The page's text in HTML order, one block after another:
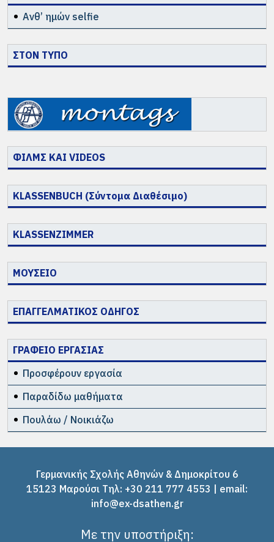
Ανθ’ ημών selfie
ΣΤΟΝ ΤΥΠΟ
ΦΙΛΜΣ ΚΑΙ VIDEOS
KLASSENBUCH (Σύντομα Διαθέσιμο)
KLASSENZIMMER
ΜΟΥΣΕΙΟ
ΕΠΑΓΓΕΛΜΑΤΙΚΟΣ ΟΔΗΓΟΣ
ΓΡΑΦΕΙΟ ΕΡΓΑΣΙΑΣ
Προσφέρουν εργασία
Παραδίδω μαθήματα
Πουλάω / Νοικιάζω
Γερμανικής Σχολής Αθηνών & Δημοκρίτου 6
15123 Μαρούσι Tηλ: +30 211 777 4553 | email:
info@ex-dsathen.gr
Με την υποστήριξη: